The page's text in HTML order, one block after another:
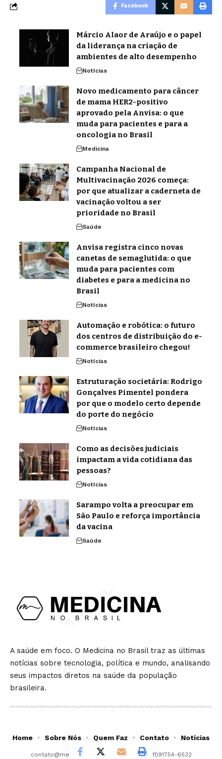
Facebook
Márcio Alaor de Araújo e o papel
da liderança na criação de
ambientes de alto desempenho
Notícias
Novo medicamento para câncer
de mama HER2-positivo
aprovado pela Anvisa: o que
muda para pacientes e para a
oncologia no Brasil
Medicina
Campanha Nacional de
Multivacinação 2026 começa:
por que atualizar a caderneta de
vacinação voltou a ser
prioridade no Brasil
Saúde
Anvisa registra cinco novas
canetas de semaglutida: o que
muda para pacientes com
diabetes e para a medicina no
Brasil
Notícias
Automação e robótica: o futuro
dos centros de distribuição do e-
commerce brasileiro chegou!
Notícias
Estruturação societária: Rodrigo
Gonçalves Pimentel pondera
por que o modelo certo depende
do porte do negócio
Notícias
Como as decisões judiciais
impactam a vida cotidiana das
pessoas?
Notícias
Sarampo volta a preocupar em
São Paulo e reforça importância
da vacina
Saúde
A saúde em foco. O Medicina no Brasil traz as últimas
notícias sobre tecnologia, política e mundo, analisando
seus impactos diretos na saúde da população
brasileira.
contato@medicinanobrasil.com.br - tel.(11)91754-6532
Home Sobre Nós Quem Faz Contato Notícias